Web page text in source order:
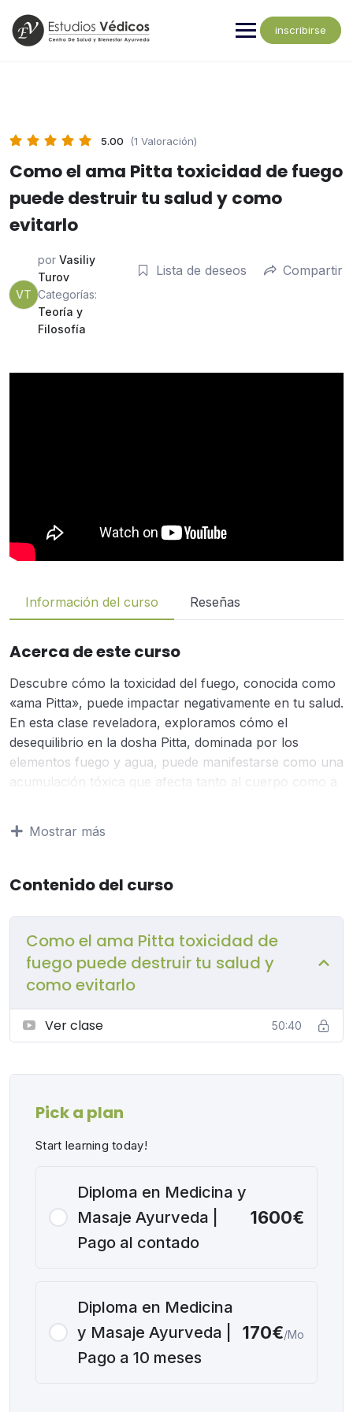
inscribirse
5.00 (1 Valoración)
Como el ama Pitta toxicidad de fuego
puede destruir tu salud y como
evitarlo
VT
por Vasiliy
Turov
Categorías:
Teoría y
Filosofía
Lista de deseos Compartir
Información del curso Reseñas
Acerca de este curso
Descubre cómo la toxicidad del fuego, conocida como
«ama Pitta», puede impactar negativamente en tu salud.
En esta clase reveladora, exploramos cómo el
desequilibrio en la dosha Pitta, dominada por los
elementos fuego y agua, puede manifestarse como una
acumulación tóxica que afecta tanto al cuerpo como a
Aprenderás estrategias prácticas y consejos basados
contrarrestar la toxicidad de fuego, restaurando así el
específicas hasta prácticas diarias que fomentan la
armonía, descubre cómo evitar los desafíos asociados
con la ama Pitta y cómo cultivar una salud óptima a
través de la sabiduría milenaria del Ayurveda.
Mostrar más
Contenido del curso
Como el ama Pitta toxicidad de
fuego puede destruir tu salud y
como evitarlo
Ver clase 50:40
Pick a plan
Start learning today!
Diploma en Medicina y
Masaje Ayurveda |
Pago al contado
1600€
Diploma en Medicina
y Masaje Ayurveda |
Pago a 10 meses
170€/Mo